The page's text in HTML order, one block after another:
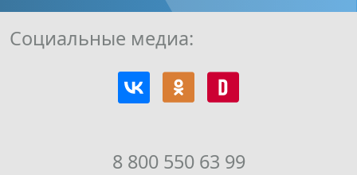
8 800 550 63 99
Социальные медиа: